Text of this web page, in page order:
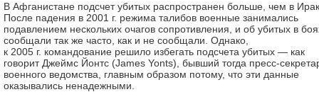
В Афганистане подсчет убитых распространен больше, чем в
После падения в 2001 г. режима талибов военные занимались
подавлением нескольких очагов сопротивления, и об убитых в
сообщали так же часто, как и не сообщали. Однако,
к 2005 г. командование решило избегать подсчета убитых — как
говорит Джеймс Йонтс (James Yonts), бывший тогда пресс-
военного ведомства, главным образом потому, что эти данные
оказывались ненадежными.